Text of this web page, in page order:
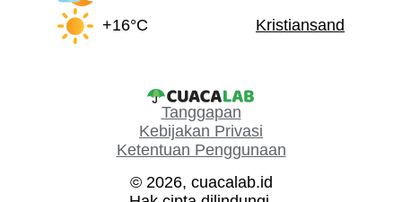
+16°C
Kristiansand
Tanggapan
Kebijakan Privasi
Ketentuan Penggunaan
© 2026, cuacalab.id